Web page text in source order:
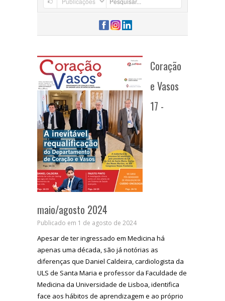
Coração
e Vasos
17 -
maio/agosto 2024
Publicado em 1 de agosto de 2024
Apesar de ter ingressado em Medicina há
apenas uma década, são já notórias as
diferenças que Daniel Caldeira, cardiologista da
ULS de Santa Maria e professor da Faculdade de
Medicina da Universidade de Lisboa, identifica
face aos hábitos de aprendizagem e ao próprio